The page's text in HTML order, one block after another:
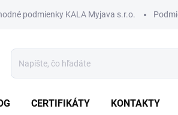
podmienky KALA Myjava s.r.o.
CERTIFIKÁTY KONTAKTY